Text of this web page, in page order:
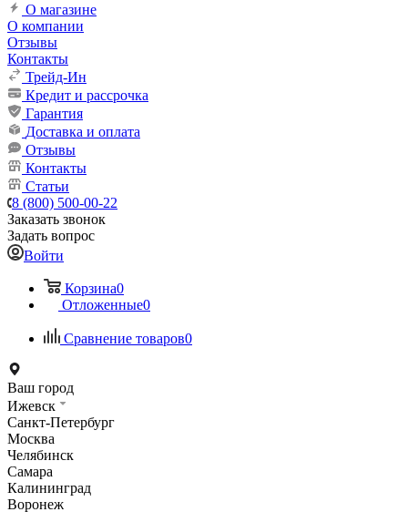
О магазине
О компании
Отзывы
Контакты
Трейд-Ин
Кредит и рассрочка
Гарантия
Доставка и оплата
Отзывы
Контакты
Статьи
8 (800) 500-00-22
Заказать звонок
Задать вопрос
Войти
Корзина0
Отложенные0
Сравнение товаров0
Ваш город
Ижевск
Санкт-Петербург
Москва
Челябинск
Самара
Калининград
Воронеж